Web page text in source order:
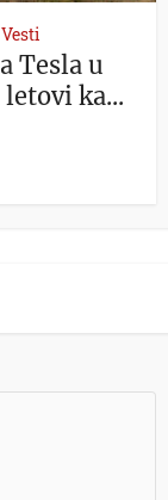
Vesti
Tesla u
ka...